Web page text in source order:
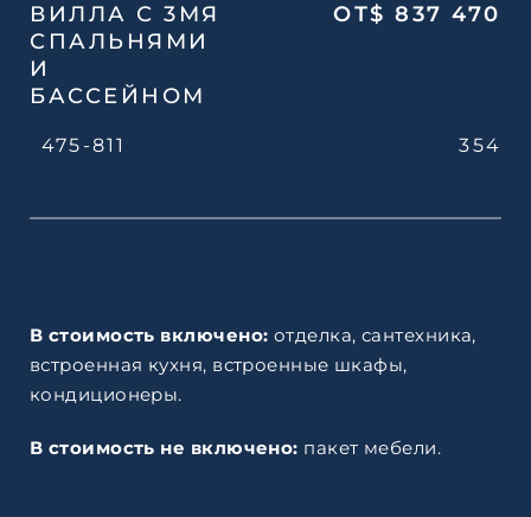
ВИЛЛА С 3МЯ
СПАЛЬНЯМИ
И
БАССЕЙНОМ
475-811 354
ОТ$ 837 470
В стоимость включено: отделка, сантехника,
встроенная кухня, встроенные шкафы,
кондиционеры.
В стоимость не включено: пакет мебели.